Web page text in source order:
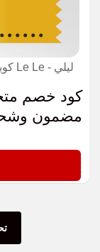
ليلي - Le Le كوبون
مضمون